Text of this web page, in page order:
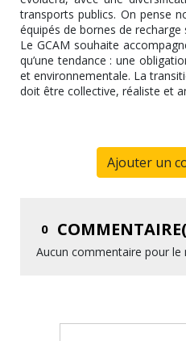
transports publics. On pense
équipés de bornes de recharge
Le GCAM souhaite
qu’une tendance : une
et environnementale. La
doit être collective, réaliste et
Ajouter un
0
Aucun commentaire pour